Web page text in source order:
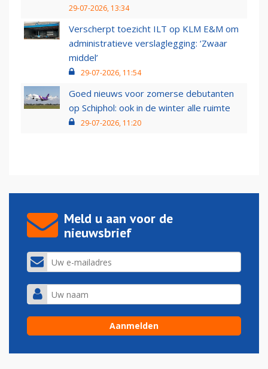
29-07-2026, 13:34
Verscherpt toezicht ILT op KLM E&M om
administratieve verslaglegging: ‘Zwaar
middel’
29-07-2026, 11:54
Goed nieuws voor zomerse debutanten
op Schiphol: ook in de winter alle ruimte
29-07-2026, 11:20
Meld u aan voor de
nieuwsbrief